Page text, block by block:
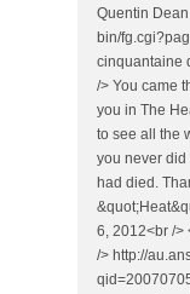
Quentin
bin/
cinquantaine
/> You came
you in The
to see all the
you never did
had died.
6, 2012<br />
/> http://